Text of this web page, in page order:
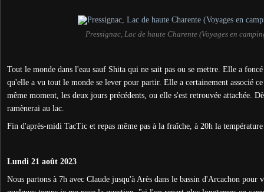
Pressignac, Lac de haute Charente (Voyages en
Tout le monde dans l'eau sauf Shita qui ne sait pas ou se mettre. Elle a
qu'elle a vu tout le monde se lever pour partir. Elle a certainement associé
même moment, les deux jours précédents, ou elle s'est retrouvée attachée.
ramènerai au lac.
Fin d'après-midi TacTic et repas même pas à la fraîche, à 20h la
Lundi 21 août 2023
Nous partons à 7h avec Claude jusqu'à Arès dans le bassin d'Arcachon pour